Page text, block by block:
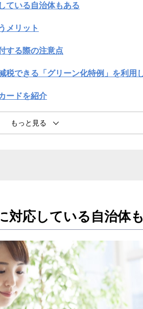
ている自治体もある
メリット
する際の注意点
税できる「グリーン化特例」を利用
ードを紹介
対応している自治体